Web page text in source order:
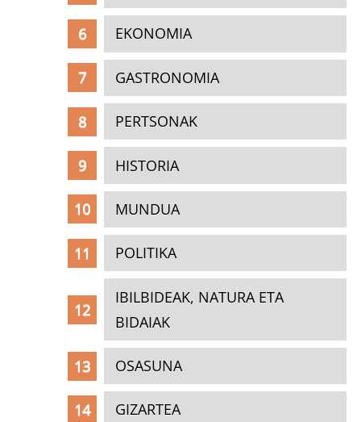
EKONOMIA
GASTRONOMIA
PERTSONAK
HISTORIA
MUNDUA
POLITIKA
IBILBIDEAK, NATURA ETA
BIDAIAK
OSASUNA
GIZARTEA